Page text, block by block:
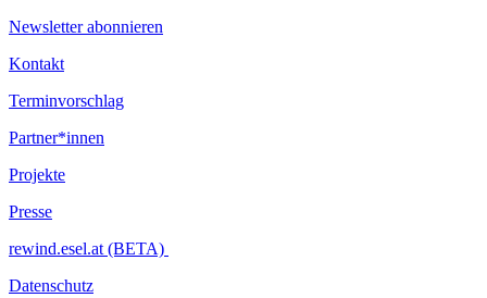
Newsletter abonnieren
Kontakt
Terminvorschlag
Partner*innen
Projekte
Presse
rewind.esel.at (BETA)
Datenschutz